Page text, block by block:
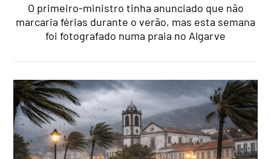
O primeiro-ministro tinha anunciado que não
marcaria férias durante o verão, mas esta semana
foi fotografado numa praia no Algarve